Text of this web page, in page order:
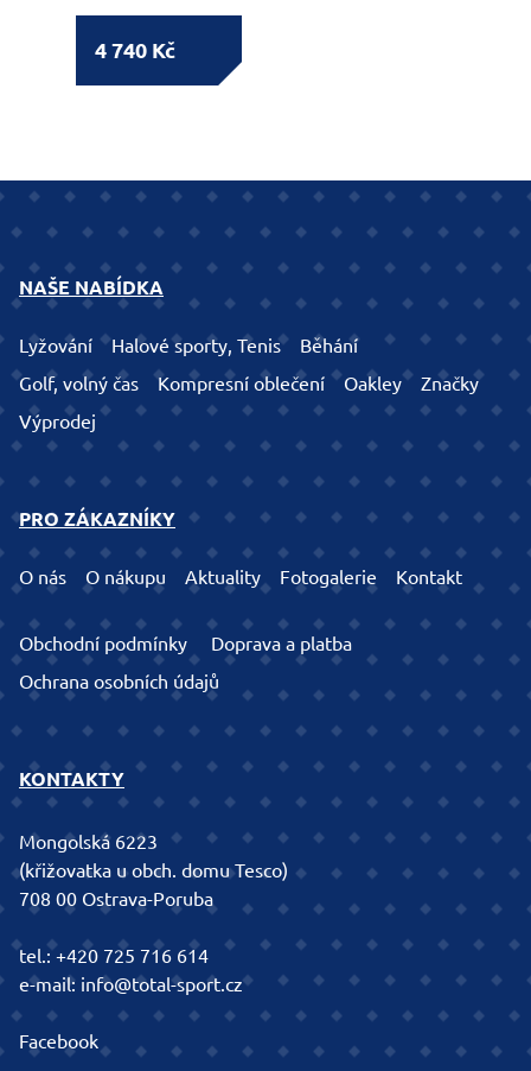
4 740 Kč
NAŠE NABÍDKA
Lyžování Halové sporty, Tenis
Běhání
Golf, volný čas
Kompresní oblečení Oakley
Značky
Výprodej
PRO ZÁKAZNÍKY
O nás O nákupu Aktuality Fotogalerie Kontakt
Obchodní podmínky
Doprava a platba
Ochrana osobních údajů
KONTAKTY
Mongolská 6223
(křižovatka u obch. domu Tesco)
708 00 Ostrava-Poruba
tel.:+420 725 716 614
e-mail: info@total-sport.cz
Facebook